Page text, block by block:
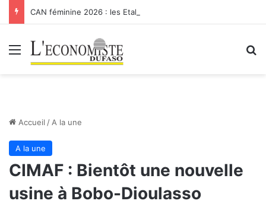
Menu
Accueil / A la une
A la une
CIMAF : Bientôt une nouvelle
usine à Bobo-Dioulasso